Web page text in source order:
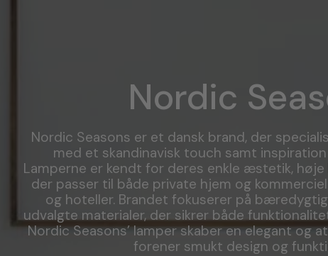
Nordic
Nordic Seasons er et dansk brand, der
med et skandinavisk touch samt
Lamperne er kendt for deres enkle æstetik,
der passer til både private hjem og
og hoteller. Brandet fokuserer på
udvalgte materialer, der sikrer både
Nordic Seasons’ lamper skaber en elegant og
forener smukt design og